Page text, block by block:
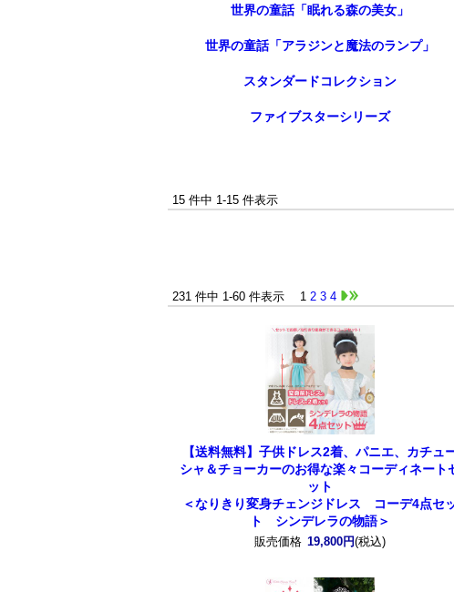
世界の童話「眠れる森の美女」
世界の童話「アラジンと魔法のランプ」
スタンダードコレクション
ファイブスターシリーズ
15 件中 1-15 件表示
231 件中 1-60 件表示 1 2 3 4
【送料無料】子供ドレス2着、パニエ、カチュ
シャ＆チョーカーのお得な楽々コーディネート
ット
＜なりきり変身チェンジドレス コーデ4点セ
ト シンデレラの物語＞
販売価格 19,800円(税込)